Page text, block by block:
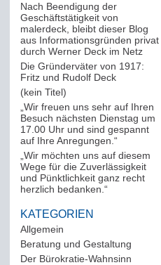
Nach Beendigung der
Geschäftstätigkeit von
malerdeck, bleibt dieser Blog
aus Informationsgründen privat
durch Werner Deck im Netz
Die Gründerväter von 1917:
Fritz und Rudolf Deck
(kein Titel)
„Wir freuen uns sehr auf Ihren
Besuch nächsten Dienstag um
17.00 Uhr und sind gespannt
auf Ihre Anregungen.“
„Wir möchten uns auf diesem
Wege für die Zuverlässigkeit
und Pünktlichkeit ganz recht
herzlich bedanken.“
KATEGORIEN
Allgemein
Beratung und Gestaltung
Der Bürokratie-Wahnsinn